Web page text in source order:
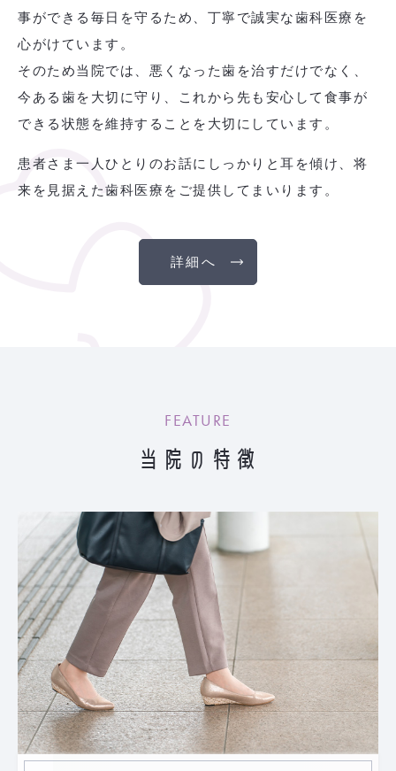
事ができる毎日を守るため、丁寧で誠実な歯科医療を
心がけています。
そのため当院では、悪くなった歯を治すだけでなく、
今ある歯を大切に守り、これから先も安心して食事が
できる状態を維持することを大切にしています。
患者さま一人ひとりのお話にしっかりと耳を傾け、将
来を見据えた歯科医療をご提供してまいります。
詳細へ
FEATURE
当院の特徴